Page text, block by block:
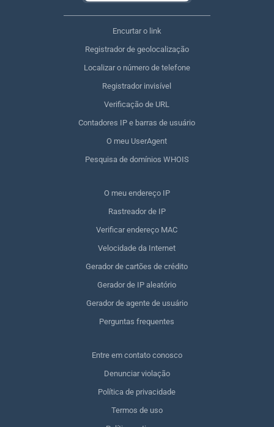
Encurtar o link
Registrador de geolocalização
Localizar o número de telefone
Registrador invisível
Verificação de URL
Contadores IP e barras de usuário
O meu UserAgent
Pesquisa de domínios WHOIS
O meu endereço IP
Rastreador de IP
Verificar endereço MAC
Velocidade da Internet
Gerador de cartões de crédito
Gerador de IP aleatório
Gerador de agente de usuário
Perguntas frequentes
Entre em contato conosco
Denunciar violação
Política de privacidade
Termos de uso